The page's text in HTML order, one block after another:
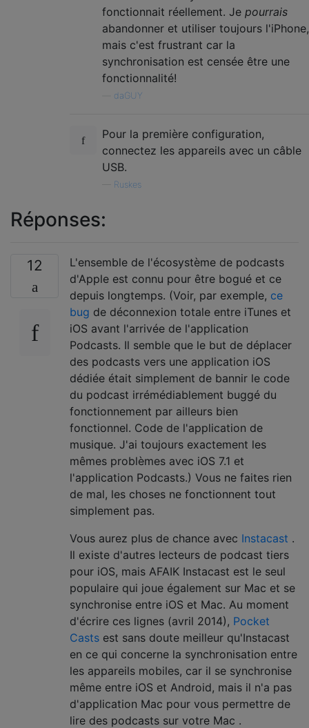
fonctionnait réellement. Je pourrais
abandonner et utiliser toujours l'iPhone,
mais c'est frustrant car la
synchronisation est censée être une
fonctionnalité!
daGUY
Pour la première configuration,
connectez les appareils avec un câble
USB.
Ruskes
Réponses:
12
L'ensemble de l'écosystème de podcasts
d'Apple est connu pour être bogué et ce
depuis longtemps. (Voir, par exemple, ce
bug de déconnexion totale entre iTunes et
iOS avant l'arrivée de l'application
Podcasts. Il semble que le but de déplacer
des podcasts vers une application iOS
dédiée était simplement de bannir le code
du podcast irrémédiablement buggé du
fonctionnement par ailleurs bien
fonctionnel. Code de l'application de
musique. J'ai toujours exactement les
mêmes problèmes avec iOS 7.1 et
l'application Podcasts.) Vous ne faites rien
de mal, les choses ne fonctionnent tout
simplement pas.
Vous aurez plus de chance avec Instacast .
Il existe d'autres lecteurs de podcast tiers
pour iOS, mais AFAIK Instacast est le seul
populaire qui joue également sur Mac et se
synchronise entre iOS et Mac. Au moment
d'écrire ces lignes (avril 2014), Pocket
Casts est sans doute meilleur qu'Instacast
en ce qui concerne la synchronisation entre
les appareils mobiles, car il se synchronise
même entre iOS et Android, mais il n'a pas
d'application Mac pour vous permettre de
lire des podcasts sur votre Mac .